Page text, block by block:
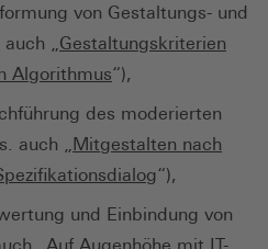
von Gestaltungs- und
„Gestaltungskriterien
Algorithmus“),
des moderierten
auch „ Mitgestalten nach
“),
und Einbindung von